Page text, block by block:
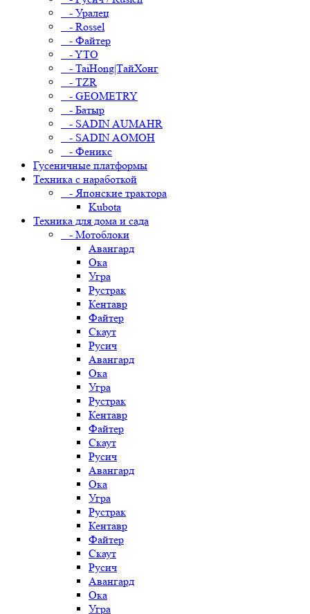
- Уралец
- Rossel
- Файтер
- YTO
- TaiHong|ТайХонг
- TZR
- GEOMETRY
- Батыр
- SADIN AUMAHR
- SADIN AOMOH
- Феникс
Гусеничные платформы
Техника с наработкой
- Японские трактора
Kubota
Техника для дома и сада
- Мотоблоки
Авангард
Ока
Угра
Рустрак
Кентавр
Файтер
Скаут
Русич
Авангард
Ока
Угра
Рустрак
Кентавр
Файтер
Скаут
Русич
Авангард
Ока
Угра
Рустрак
Кентавр
Файтер
Скаут
Русич
Авангард
Ока
Угра